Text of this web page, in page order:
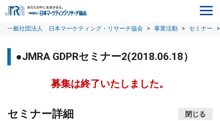
一般社団法人 日本マーケティング・リサーチ協会 > 事業活動 > セミナー >
●JMRA GDPRセミナー2(2018.06.18）
募集は終了いたしました。
セミナー詳細